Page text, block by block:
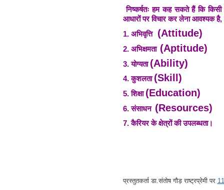
निष्कर्षतः हम कह सकते हैं कि
आधारों पर विचार कर लेना आवश्यक है,
1. अभिवृत्ति (Attitude)
2. अभिक्षमता (Aptitude)
3. योग्यता(Ability)
4. कुशलता(Skill)
5. शिक्षा(Education)
6. संसाधन (Resources)
7. कैरियर के क्षेत्रों की उपलब्धता।
प्रस्तुतकर्ताडा.संतोष गौड़ राष्ट्रप्रेमी पर